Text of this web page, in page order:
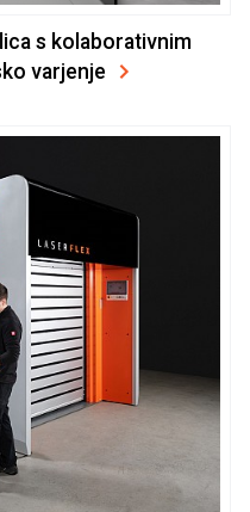
s kolaborativnim
varjenje